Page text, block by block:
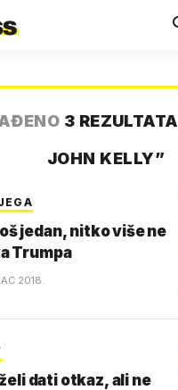
3 REZULTATA
JOHN KELLY”
jedan, nitko više ne
Trumpa
2018.
dati otkaz, ali ne